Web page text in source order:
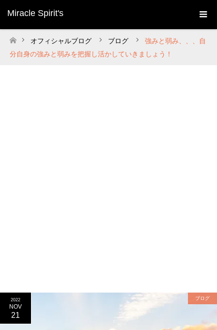
Miracle Spirit's
ホーム
オフィシャルブログ ブログ
強みと弱み、、、自
分自身の強みと弱みを把握し活かしていきましょう！
2022
NOV
21
ブログ